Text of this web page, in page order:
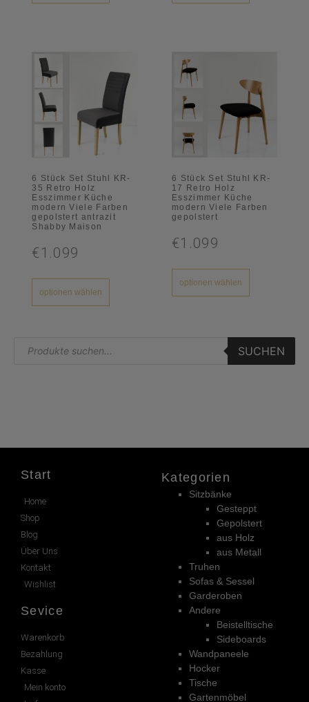
6 Stück Set Stuhl KR-
35 Retro Holz
Esszimmer Küche
modern Viele Farben
gepolstert antrazit
Shabby Maison
€1.099
optionen wählen
6 Stück Set Stuhl KR-
17 Retro Holz
Esszimmer Küche
modern Viele Farben
gepolstert
€1.099
optionen wählen
SUCHEN
Start
Home
Shop
Blog
Über Uns
Kontakt
Wishlist
Sevice
Warenkorb
Bezahlung
Kasse
Mein konto
Kategorien
Sitzbänke
Gesteppt
Gepolstert
aus Holz
aus Metall
Truhen
Sofas & Sessel
Garderoben
Andere
Beistelltische
Sideboards
Wandpaneele
Hocker
Tische
Gartenmöbel